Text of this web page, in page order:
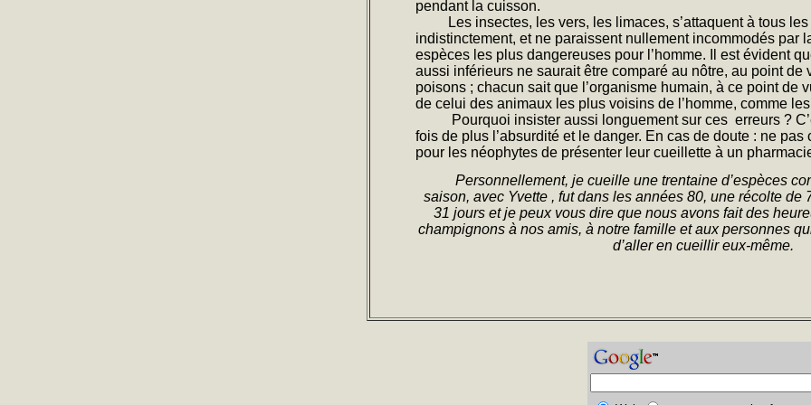
pendant la cuisson.
Les insectes, les vers, les limaces, s’attaquent à tous
indistinctement, et ne paraissent nullement incommodés par
espèces les plus dangereuses pour l’homme. Il est évident
aussi inférieurs ne saurait être comparé au nôtre, au point de
poisons ; chacun sait que l’organisme humain, à ce point de
de celui des animaux les plus voisins de l’homme, comme
Pourquoi insister aussi longuement sur ces erreurs ?
fois de plus l’absurdité et le danger. En cas de doute : ne pas
pour les néophytes de présenter leur cueillette à un
Personnellement, je cueille une trentaine d’espèces
saison, avec Yvette , fut dans les années 80, une récolte de
31 jours et je peux vous dire que nous avons fait des
champignons à nos amis, à notre famille et aux personnes
d’aller en cueillir eux-même.